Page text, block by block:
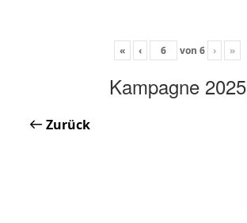
« ‹ von 6 › »
Kampagne 2025
Zurück